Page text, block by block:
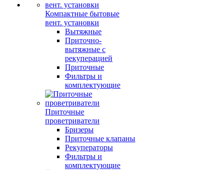
Компактные бытовые
вент. установки
Вытяжные
Приточно-
вытяжные с
рекуперацией
Приточные
Фильтры и
комплектующие
Приточные
проветриватели
Бризеры
Приточные клапаны
Рекуператоры
Фильтры и
комплектующие